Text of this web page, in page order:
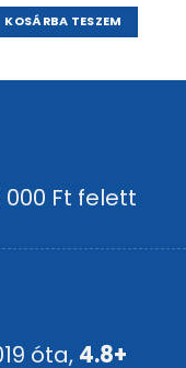
KOSÁRBA TESZEM
000 Ft felett
óta, 4.8+